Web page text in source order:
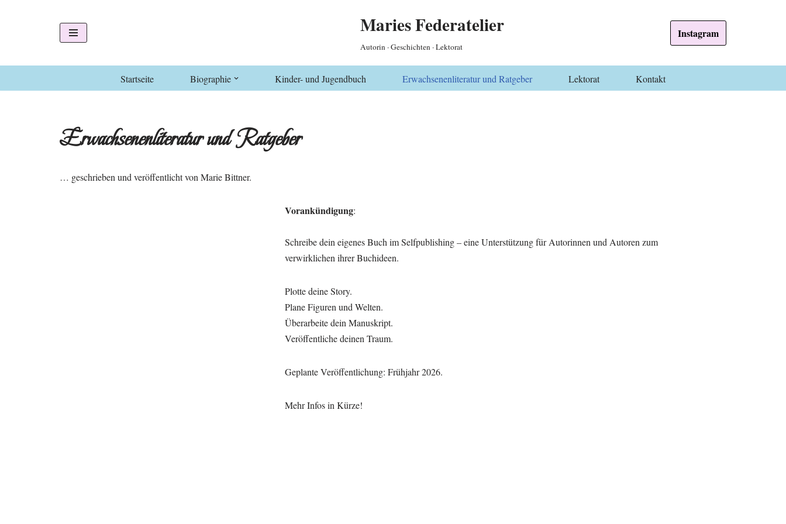
springen
Maries Federatelier
Autorin · Geschichten · Lektorat
Instagram
Startseite Biographie Kinder- und Jugendbuch Erwachsenenliteratur und Ratgeber Lektorat Kontakt
Erwachsenenliteratur und Ratgeber
… geschrieben und veröffentlicht von Marie Bittner.
Vorankündigung:
Schreibe dein eigenes Buch im Selfpublishing – eine Unterstützung für Autorinnen und Autoren zum
verwirklichen ihrer Buchideen.
Plotte deine Story.
Plane Figuren und Welten.
Überarbeite dein Manuskript.
Veröffentliche deinen Traum.
Geplante Veröffentlichung: Frühjahr 2026.
Mehr Infos in Kürze!